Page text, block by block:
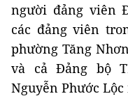
người đảng viên
các đảng viên
phường Tăng
và cả Đảng bộ
Nguyễn Phước